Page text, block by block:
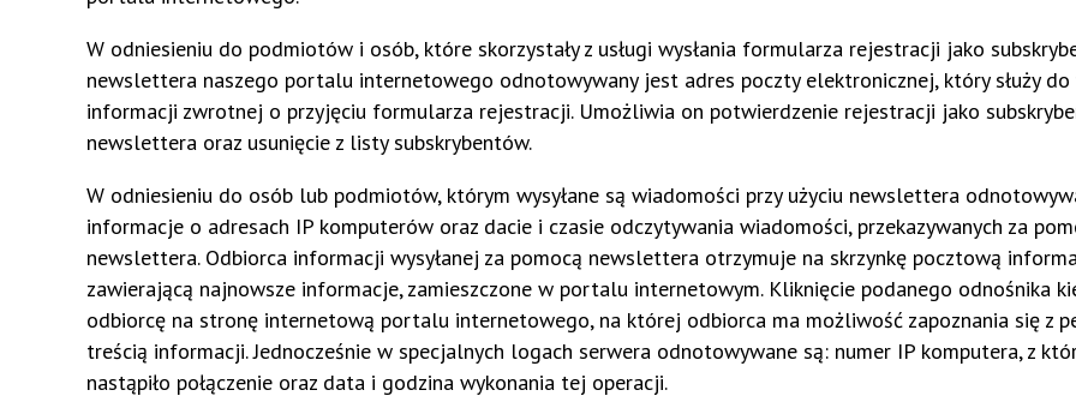
W odniesieniu do podmiotów i osób, które skorzystały z usługi wysłania formularza rejestracji jako
newslettera naszego portalu internetowego odnotowywany jest adres poczty elektronicznej, który służy do
informacji zwrotnej o przyjęciu formularza rejestracji. Umożliwia on potwierdzenie rejestracji jako
newslettera oraz usunięcie z listy subskrybentów.
W odniesieniu do osób lub podmiotów, którym wysyłane są wiadomości przy użyciu newslettera
informacje o adresach IP komputerów oraz dacie i czasie odczytywania wiadomości, przekazywanych za
newslettera. Odbiorca informacji wysyłanej za pomocą newslettera otrzymuje na skrzynkę pocztową
zawierającą najnowsze informacje, zamieszczone w portalu internetowym. Kliknięcie podanego odnośnika
odbiorcę na stronę internetową portalu internetowego, na której odbiorca ma możliwość zapoznania się z
treścią informacji. Jednocześnie w specjalnych logach serwera odnotowywane są: numer IP komputera, z
nastąpiło połączenie oraz data i godzina wykonania tej operacji.